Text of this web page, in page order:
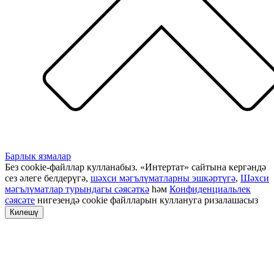
Барлык язмалар
Без cookie-файллар кулланабыз. «Интертат» сайтына кергәндә
сез әлеге белдерүгә, шәхси мәгълүматларны эшкәртүгә, Шәхси
мәгълүматлар турындагы сәясәткә һәм Конфиденциальлек
сәясәте нигезендә cookie файлларын куллануга ризалашасыз
Килешү